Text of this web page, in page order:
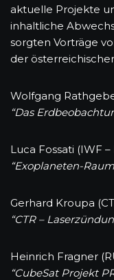
aktuelle Projekte
inhaltliche
sorgten Vorträge
der
Wolfgang
“Das
Luca Fossati (IWF
“Exoplaneten-
Gerhard Kroupa
“CTR –
Heinrich Fragner
“CubeSat Projekt